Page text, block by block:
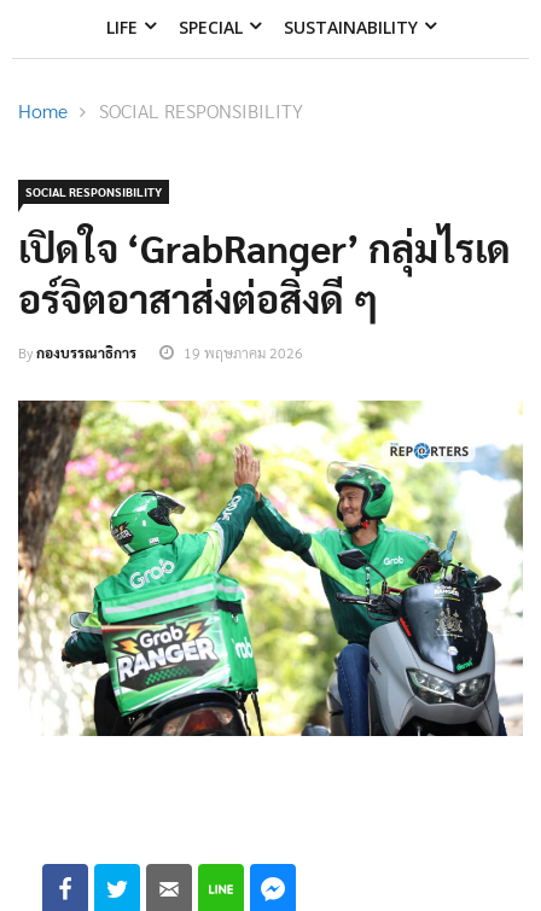
LIFE SPECIAL SUSTAINABILITY
Home SOCIAL RESPONSIBILITY
SOCIAL RESPONSIBILITY
เปิดใจ ‘GrabRanger’ กลุ่มไรเด
อร์จิตอาสาส่งต่อสิ่งดี ๆ
Byกองบรรณาธิการ 19 พฤษภาคม 2026